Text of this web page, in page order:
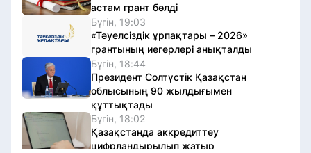
астам грант бөлді
Бүгін, 19:03
«Тәуелсіздік ұрпақтары – 2026»
грантының иегерлері анықталды
Бүгін, 18:44
Президент Солтүстік Қазақстан
облысының 90 жылдығымен
құттықтады
Бүгін, 18:02
Қазақстанда аккредиттеу
цифрландырылып жатыр